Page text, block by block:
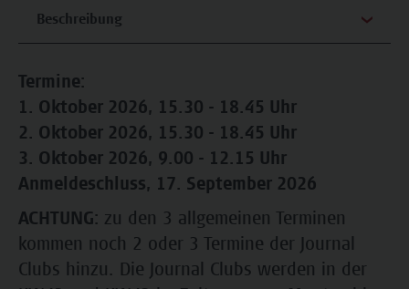
Beschreibung
Termine:
1. Oktober 2026, 15.30 - 18.45 Uhr
2. Oktober 2026, 15.30 - 18.45 Uhr
3. Oktober 2026, 9.00 - 12.15 Uhr
Anmeldeschluss, 17. September 2026
ACHTUNG: zu den 3 allgemeinen Terminen
kommen noch 2 oder 3 Termine der Journal
Clubs hinzu. Die Journal Clubs werden in der